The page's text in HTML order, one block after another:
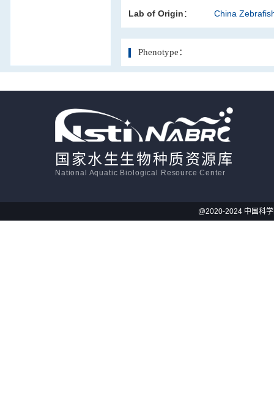
Lab of Origin： China
Phenotype：
国家水生生物种质资源库
National Aquatic Biological Resource Center
@2020-2024 中国科